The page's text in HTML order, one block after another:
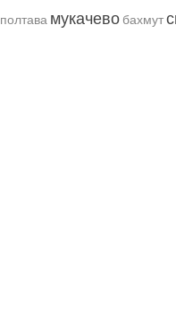
полтава мукачево бахмут